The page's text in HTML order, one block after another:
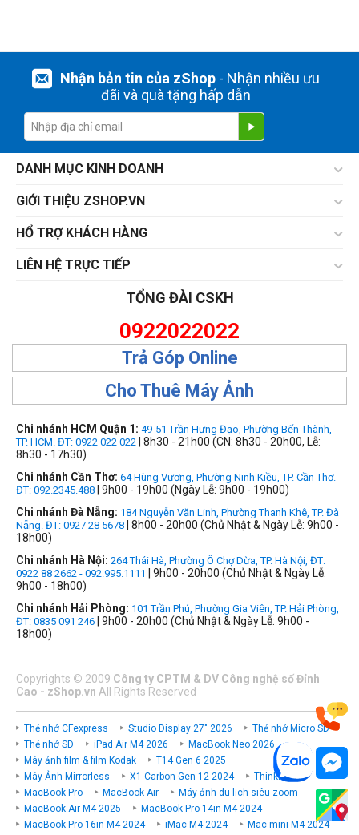
Nhận bản tin của zShop- Nhận nhiều ưu
đãi và quà tặng hấp dẫn
DANH MỤC KINH DOANH
GIỚI THIỆU ZSHOP.VN
HỔ TRỢ KHÁCH HÀNG
LIÊN HỆ TRỰC TIẾP
TỔNG ĐÀI CSKH
0922022022
Trả Góp Online
Cho Thuê Máy Ảnh
Chi nhánh HCM Quận 1: 49-51 Trần Hưng Đạo, Phường Bến Thành,
TP. HCM. ĐT: 0922 022 022 | 8h30 - 21h00 (CN: 8h30 - 20h00, Lễ:
8h30 - 17h30)
Chi nhánh Cần Thơ: 64 Hùng Vương, Phường Ninh Kiều, TP. Cần Thơ.
ĐT: 092.2345.488 | 9h00 - 19h00 (Ngày Lễ: 9h00 - 19h00)
Chi nhánh Đà Nẵng: 184 Nguyễn Văn Linh, Phường Thanh Khê, TP. Đà
Nẵng. ĐT: 0927 28 5678 | 8h00 - 20h00 (Chủ Nhật & Ngày Lễ: 9h00 -
18h00)
Chi nhánh Hà Nội: 264 Thái Hà, Phường Ô Chợ Dừa, TP. Hà Nội, ĐT:
0922 88 2662 - 092.995.1111
| 9h00 - 20h00 (Chủ Nhật & Ngày Lễ:
9h00 - 18h00)
Chi nhánh Hải Phòng: 101 Trần Phú, Phường Gia Viên, TP. Hải Phòng,
ĐT: 0835 091 246 | 9h00 - 20h00 (Chủ Nhật & Ngày Lễ: 9h00 -
18h00)
Copyrights © 2009 Công ty CPTM & DV Công nghệ số Đỉnh
Cao - zShop.vn All Rights Reserved
Thẻ nhớ CFexpress Studio Display 27" 2026
Thẻ nhớ Micro SD
Thẻ nhớ SD
iPad Air M4 2026
MacBook Neo 2026
Máy ảnh film & film Kodak
T14 Gen 6 2025
Máy Ảnh Mirrorless
X1 Carbon Gen 12 2024
ThinkPad P
MacBook Pro
MacBook Air
Máy ảnh du lịch siêu zoom
MacBook Air M4 2025
MacBook Pro 14in M4 2024
MacBook Pro 16in M4 2024
iMac M4 2024 Mac mini M4 2024